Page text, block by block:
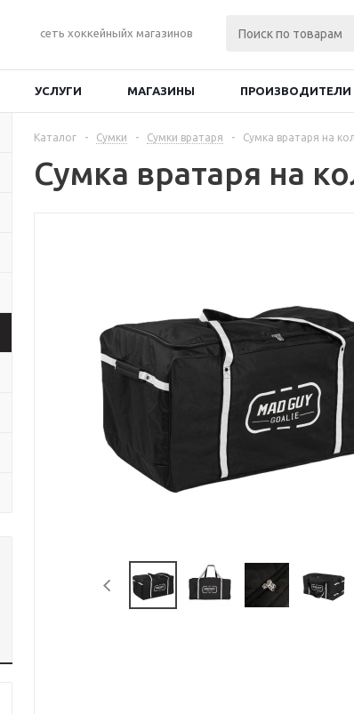
сеть хоккейныйх магазинов
УСЛУГИ МАГАЗИНЫ ПРОИЗВОДИТЕЛИ
Каталог - Сумки - Сумки вратаря - Сумка вратаря на
Сумка вратаря на